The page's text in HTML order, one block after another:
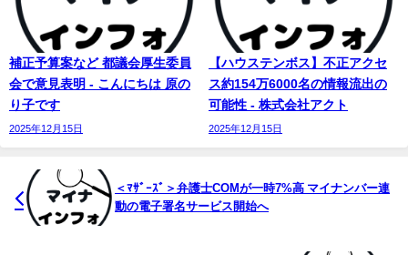
補正予算案など 都議会厚生委員
会で意見表明 - こんにちは 原の
り子です
2025年12月15日
【ハウステンボス】不正アクセ
ス約154万6000名の情報流出の
可能性 - 株式会社アクト
2025年12月15日
＜ﾏｻﾞｰｽﾞ＞弁護士COMが一時7%高 マイナンバー連
動の電子署名サービス開始へ